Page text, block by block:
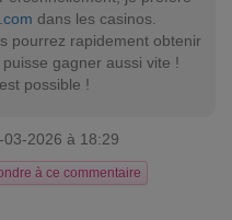
dans les casinos.
pourrez rapidement obtenir
gagner aussi vite !
possible !
03-2026 à 18:29
à ce commentaire